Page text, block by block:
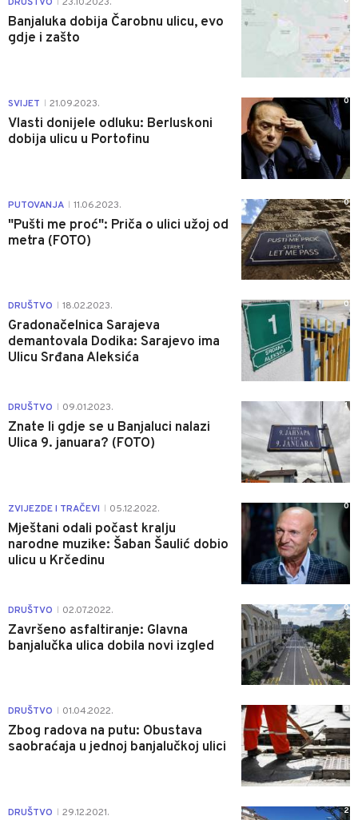
Banjaluka dobija Čarobnu ulicu, evo
gdje i zašto
SVIJET 21.09.2023.
Vlasti donijele odluku: Berluskoni
dobija ulicu u Portofinu
0
PUTOVANJA 11.06.2023.
"Pušti me proć": Priča o ulici užoj od
metra (FOTO)
0
DRUŠTVO 18.02.2023.
Gradonačelnica Sarajeva
demantovala Dodika: Sarajevo ima
Ulicu Srđana Aleksića
0
DRUŠTVO 09.01.2023.
Znate li gdje se u Banjaluci nalazi
Ulica 9. januara? (FOTO)
1
ZVIJEZDE I TRAČEVI 05.12.2022.
Mještani odali počast kralju
narodne muzike: Šaban Šaulić dobio
ulicu u Krčedinu
0
DRUŠTVO 02.07.2022.
Završeno asfaltiranje: Glavna
banjalučka ulica dobila novi izgled
0
DRUŠTVO 01.04.2022.
Zbog radova na putu: Obustava
saobraćaja u jednoj banjalučkoj ulici
0
DRUŠTVO 29.12.2021. 2